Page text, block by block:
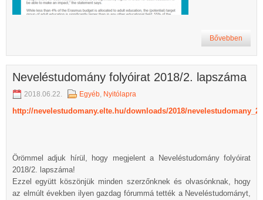
Bővebben
Neveléstudomány folyóirat 2018/2. lapszáma
2018.06.22. Egyéb, Nyitólapra
http://nevelestudomany.elte.hu/downloads/2018/
Örömmel adjuk hírül, hogy megjelent a Neveléstudomány folyóirat
2018/2. lapszáma!
Ezzel együtt köszönjük minden szerzőnknek és olvasónknak, hogy
az elmúlt években ilyen gazdag fórummá tették a Neveléstudományt,